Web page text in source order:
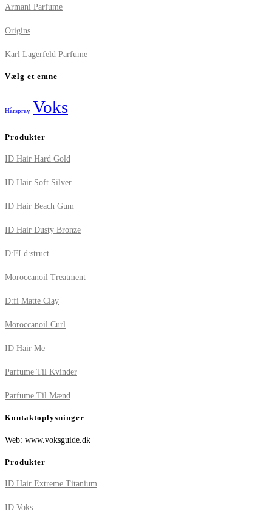
Armani Parfume
Origins
Karl Lagerfeld Parfume
Vælg et emne
Hårspray Voks
Produkter
ID Hair Hard Gold
ID Hair Soft Silver
ID Hair Beach Gum
ID Hair Dusty Bronze
D:FI d:struct
Moroccanoil Treatment
D:fi Matte Clay
Moroccanoil Curl
ID Hair Me
Parfume Til Kvinder
Parfume Til Mænd
Kontaktoplysninger
Web: www.voksguide.dk
Produkter
ID Hair Extreme Titanium
ID Voks